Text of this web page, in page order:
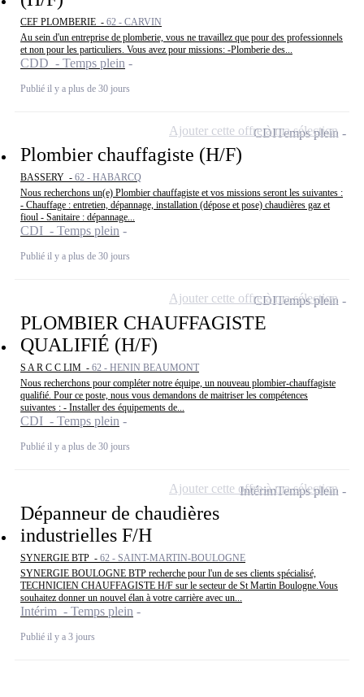
CEF PLOMBERIE - 62 - CARVIN
Au sein d'un entreprise de plomberie, vous ne travaillez que pour des professionnels
et non pour les particuliers. Vous avez pour missions: -Plomberie des...
CDD - Temps plein
Publié il y a plus de 30 jours
Plombier chauffagiste (H/F)
BASSERY - 62 - HABARCQ
Nous recherchons un(e) Plombier chauffagiste et vos missions seront les suivantes :
- Chauffage : entretien, dépannage, installation (dépose et pose) chaudières gaz et
fioul - Sanitaire : dépannage...
CDI - Temps plein
Publié il y a plus de 30 jours
CDITemps plein
Ajouter cette offre à ma sélection
PLOMBIER CHAUFFAGISTE
QUALIFIÉ (H/F)
S A R C C LIM - 62 - HENIN BEAUMONT
Nous recherchons pour compléter notre équipe, un nouveau plombier-chauffagiste
qualifié. Pour ce poste, nous vous demandons de maitriser les compétences
suivantes : - Installer des équipements de...
CDI - Temps plein
Publié il y a plus de 30 jours
CDITemps plein
Ajouter cette offre à ma sélection
Dépanneur de chaudières
industrielles F/H
SYNERGIE BTP - 62 - SAINT-MARTIN-BOULOGNE
SYNERGIE BOULOGNE BTP recherche pour l'un de ses clients spécialisé,
TECHNICIEN CHAUFFAGISTE H/F sur le secteur de St Martin Boulogne.Vous
souhaitez donner un nouvel élan à votre carrière avec un...
Intérim - Temps plein
Publié il y a 3 jours
IntérimTemps plein
Ajouter cette offre à ma sélection